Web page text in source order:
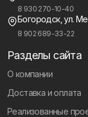
8 930 270-10-40
Богородск, ул.
8 902 689-33-22
Разделы сайта
О компании
Доставка и оплата
Реализованные